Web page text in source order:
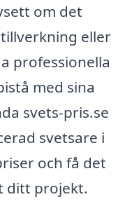
om det
eller
professionella
med sina
svets-pris.se
svetsare i
och få det
ditt projekt.